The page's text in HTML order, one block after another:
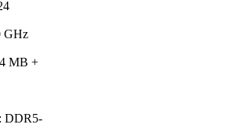
GHz
MB +
DDR5-